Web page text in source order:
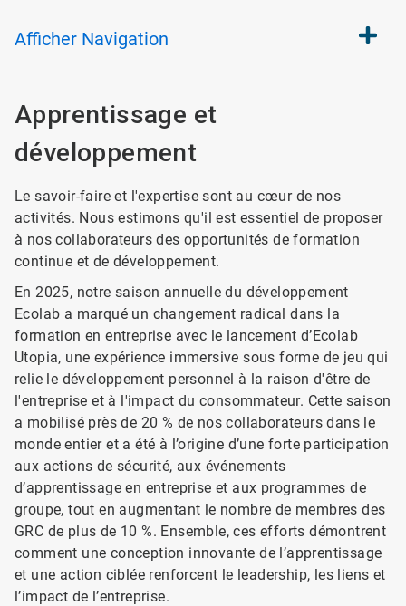
Afficher Navigation
Apprentissage et
développement
Le savoir-faire et l'expertise sont au cœur de nos
activités. Nous estimons qu'il est essentiel de proposer
à nos collaborateurs des opportunités de formation
continue et de développement.
En 2025, notre saison annuelle du développement
Ecolab a marqué un changement radical dans la
formation en entreprise avec le lancement d’Ecolab
Utopia, une expérience immersive sous forme de jeu qui
relie le développement personnel à la raison d'être de
l'entreprise et à l'impact du consommateur. Cette saison
a mobilisé près de 20 % de nos collaborateurs dans le
monde entier et a été à l’origine d’une forte participation
aux actions de sécurité, aux événements
d’apprentissage en entreprise et aux programmes de
groupe, tout en augmentant le nombre de membres des
GRC de plus de 10 %. Ensemble, ces efforts démontrent
comment une conception innovante de l’apprentissage
et une action ciblée renforcent le leadership, les liens et
l’impact de l’entreprise.